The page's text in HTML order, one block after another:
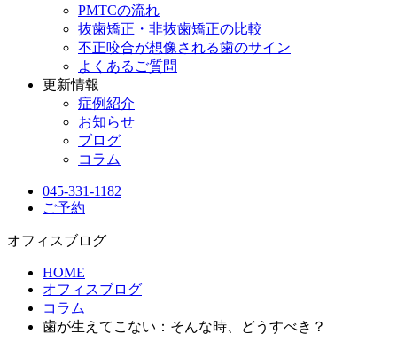
PMTCの流れ
抜歯矯正・非抜歯矯正の比較
不正咬合が想像される歯のサイン
よくあるご質問
更新情報
症例紹介
お知らせ
ブログ
コラム
045-331-1182
ご予約
オフィスブログ
HOME
オフィスブログ
コラム
歯が生えてこない：そんな時、どうすべき？